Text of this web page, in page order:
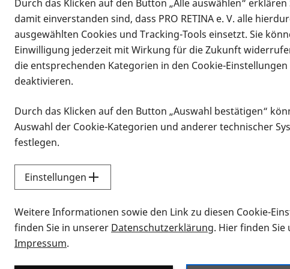
Infomaterial
Infomaterial
Vorlesen
Alle Infomaterialien in
Sie möchten wissen, wie Sie nach
Durch das Klicken auf den Button „Alle auswählen“ erklären
damit einverstanden sind, dass PRO RETINA e. V. alle
ausgewählten Cookies und Tracking-Tools einsetzt. Sie
Einwilligung jederzeit mit Wirkung für die Zukunft
die entsprechenden Kategorien in den Cookie-Einstellungen
deaktivieren.
Durch das Klicken auf den Button „Auswahl bestätigen“
Auswahl der Cookie-Kategorien und anderer technischer
festlegen.
Einstellungen
Weitere Informationen sowie den Link zu diesen Cookie-
finden Sie in unserer Datenschutzerklärung. Hier finden Sie
Impressum.